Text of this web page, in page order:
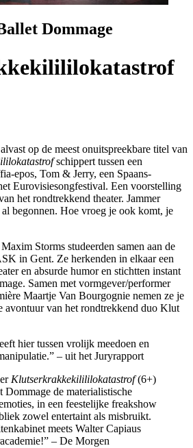
Dommage
op de meest onuitspreekbare titel van
schippert tussen een
epos, Tom & Jerry, een Spaans-
Eurovisiesongfestival. Een voorstelling
het rondtrekkend theater. Jammer
begonnen. Hoe vroeg je ook komt, je
Storms studeerden samen aan de
in Gent. Ze herkenden in elkaar een
en absurde humor en stichtten instant
Samen met vormgever/performer
Maartje Van Bourgognie nemen ze je
avontuur van het rondtrekkend duo Klut
hier tussen vrolijk meedoen en
– uit het Juryrapport
Klutserkrakkekilililokatastrof(6+)
Dommage de materialistische
in een feestelijke freakshow
zowel entertaint als misbruikt.
meets Walter Capiaus
– De Morgen